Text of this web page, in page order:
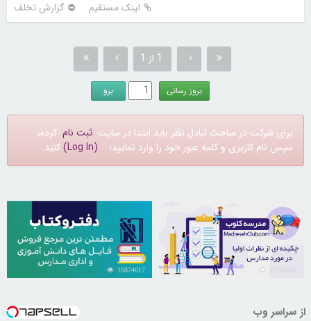
لینک مستقیم گزارش تخلف
1 از 1
برای شرکت در مباحث تبادل نظر باید ابتدا در سایت ثبت نام کرده،
سپس نام کاربری و کلمه عبور خود را وارد نمایید؛ (Log In) کنید.
16874617
از سراسر وب